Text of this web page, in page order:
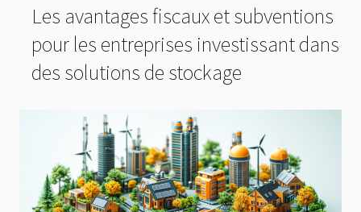
Les avantages fiscaux et subventions
pour les entreprises investissant dans
des solutions de stockage